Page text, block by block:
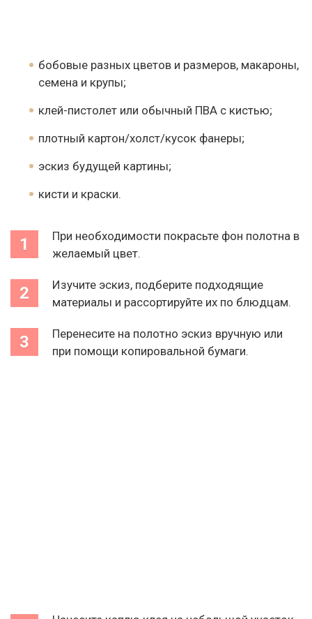
бобовые разных цветов и размеров, макароны,
семена и крупы;
клей-пистолет или обычный ПВА с кистью;
плотный картон/холст/кусок фанеры;
эскиз будущей картины;
кисти и краски.
При необходимости покрасьте фон полотна в
желаемый цвет.
Изучите эскиз, подберите подходящие
материалы и рассортируйте их по блюдцам.
Перенесите на полотно эскиз вручную или
при помощи копировальной бумаги.